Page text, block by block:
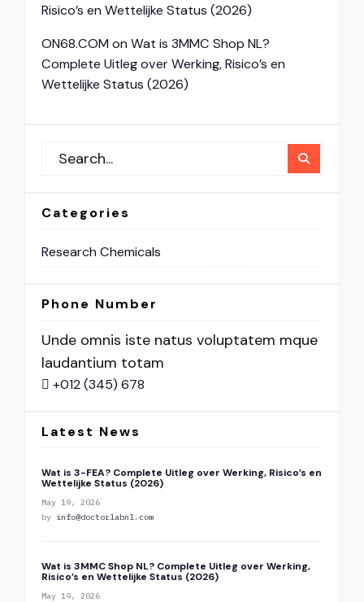
Risico’s en Wettelijke Status (2026)
ON68.COM on Wat is 3MMC Shop NL?
Complete Uitleg over Werking, Risico’s en
Wettelijke Status (2026)
Categories
Research Chemicals
Phone Number
Unde omnis iste natus voluptatem mque
laudantium totam
+012 (345) 678
Latest News
Wat is 3-FEA? Complete Uitleg over Werking, Risico’s en
Wettelijke Status (2026)
May 19, 2026
by info@doctorlabnl.com
Wat is 3MMC Shop NL? Complete Uitleg over Werking,
Risico’s en Wettelijke Status (2026)
May 19, 2026